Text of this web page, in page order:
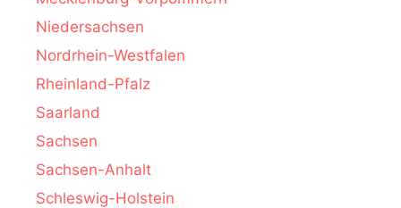
Niedersachsen
Nordrhein-Westfalen
Rheinland-Pfalz
Saarland
Sachsen
Sachsen-Anhalt
Schleswig-Holstein